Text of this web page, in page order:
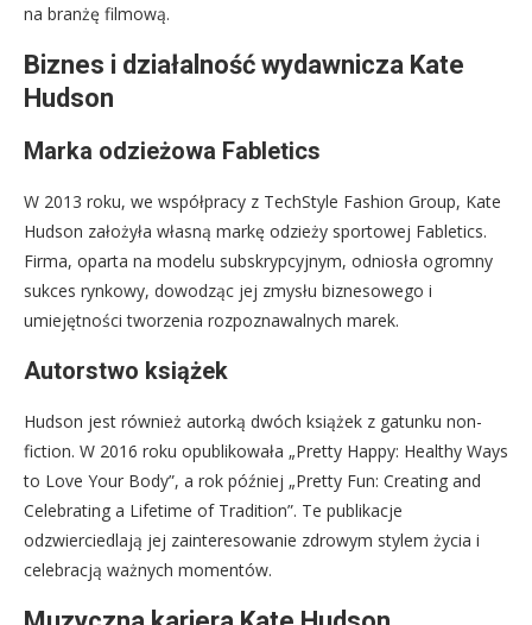
na branżę filmową.
Biznes i działalność wydawnicza Kate
Hudson
Marka odzieżowa Fabletics
W 2013 roku, we współpracy z TechStyle Fashion Group, Kate
Hudson założyła własną markę odzieży sportowej Fabletics.
Firma, oparta na modelu subskrypcyjnym, odniosła ogromny
sukces rynkowy, dowodząc jej zmysłu biznesowego i
umiejętności tworzenia rozpoznawalnych marek.
Autorstwo książek
Hudson jest również autorką dwóch książek z gatunku non-
fiction. W 2016 roku opublikowała „Pretty Happy: Healthy Ways
to Love Your Body”, a rok później „Pretty Fun: Creating and
Celebrating a Lifetime of Tradition”. Te publikacje
odzwierciedlają jej zainteresowanie zdrowym stylem życia i
celebracją ważnych momentów.